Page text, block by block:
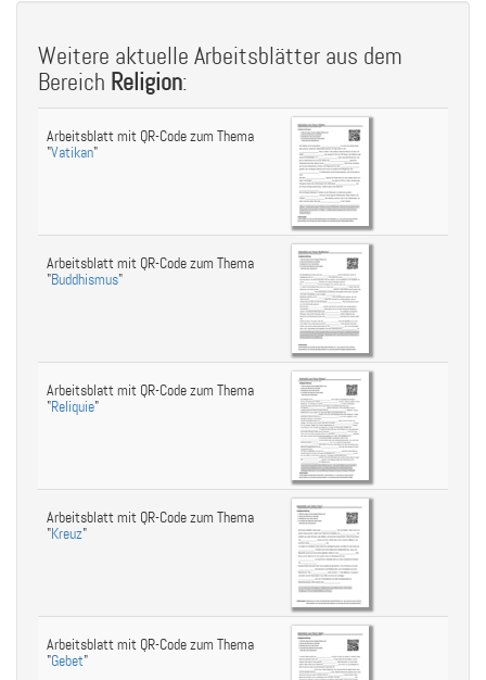
Weitere aktuelle Arbeitsblätter aus dem
Bereich Religion:
Arbeitsblatt mit QR-Code zum Thema
"Vatikan"
Arbeitsblatt mit QR-Code zum Thema
"Buddhismus"
Arbeitsblatt mit QR-Code zum Thema
"Reliquie"
Arbeitsblatt mit QR-Code zum Thema
"Kreuz"
Arbeitsblatt mit QR-Code zum Thema
"Gebet"